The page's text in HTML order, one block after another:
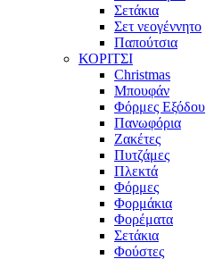
Σετάκια
Σετ νεογέννητο
Παπούτσια
ΚΟΡΙΤΣΙ
Christmas
Μπουφάν
Φόρμες Εξόδου
Πανωφόρια
Ζακέτες
Πυτζάμες
Πλεκτά
Φόρμες
Φορμάκια
Φορέματα
Σετάκια
Φούστες